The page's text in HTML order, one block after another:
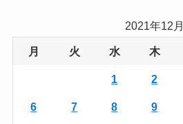
2021年12月
月 火 水 木
1 2
6 7 8 9